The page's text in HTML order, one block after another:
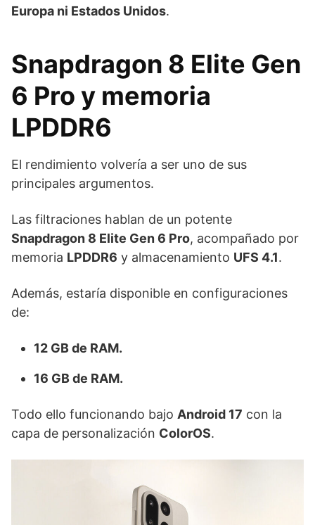
Europa ni Estados Unidos.
Snapdragon 8 Elite Gen
6 Pro y memoria
LPDDR6
El rendimiento volvería a ser uno de sus
principales argumentos.
Las filtraciones hablan de un potente
Snapdragon 8 Elite Gen 6 Pro, acompañado por
memoria LPDDR6 y almacenamiento UFS 4.1.
Además, estaría disponible en configuraciones
de:
12 GB de RAM.
16 GB de RAM.
Todo ello funcionando bajo Android 17 con la
capa de personalización ColorOS.